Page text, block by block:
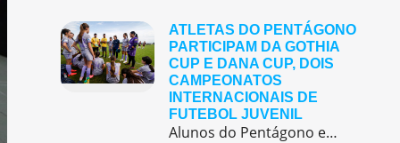
ATLETAS DO PENTÁGONO
PARTICIPAM DA GOTHIA
CUP E DANA CUP, DOIS
CAMPEONATOS
INTERNACIONAIS DE
FUTEBOL JUVENIL
Alunos do Pentágono embarcaram para a Europa, onde participaram de duas das maiores competições internacionais de futebol juvenil